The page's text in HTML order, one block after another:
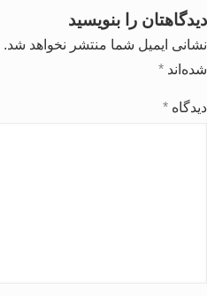
دیدگاهتان را بنویسید
نشانی ایمیل شما منتشر نخواهد شد.
شده‌اند *
دیدگاه *